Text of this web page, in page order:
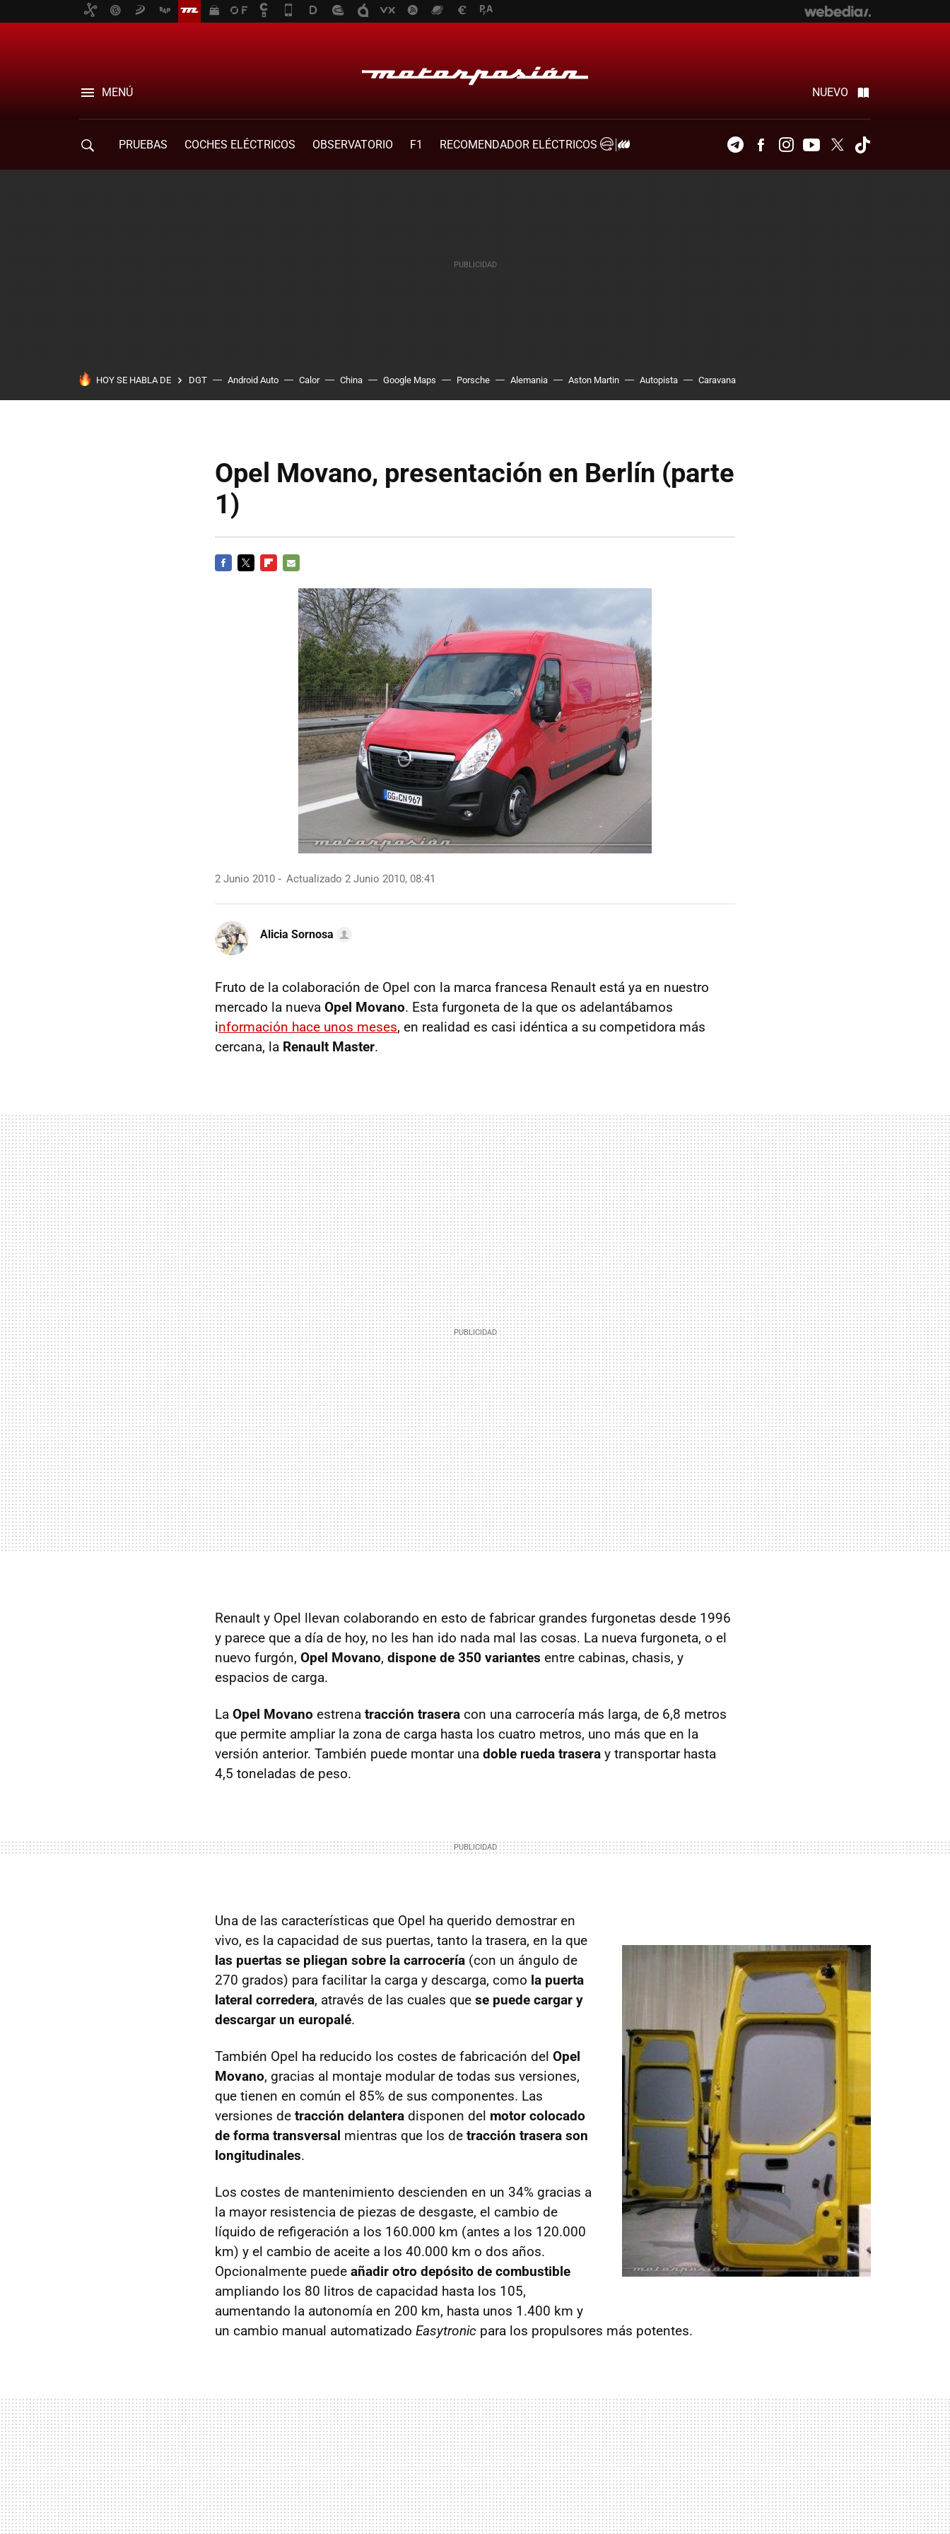
MENÚ NUEVO
PRUEBAS COCHES ELÉCTRICOS OBSERVATORIO F1
RECOMENDADOR ELÉCTRICOS
TelegramFacebookInstagramYoutubeTwitter
HOY SE HABLA DE DGT Android Auto Calor China Google Maps Porsche Alemania Aston Martin Autopista Caravana
Opel Movano, presentación en Berlín (parte
1)
MAIL
2 Junio 2010 Actualizado 2 Junio 2010, 08:41
Alicia Sornosa
Fruto de la colaboración de Opel con la marca francesa Renault está ya en nuestro
mercado la nueva Opel Movano. Esta furgoneta de la que os adelantábamos
información hace unos meses, en realidad es casi idéntica a su competidora más
cercana, la Renault Master.
Renault y Opel llevan colaborando en esto de fabricar grandes furgonetas desde 1996
y parece que a día de hoy, no les han ido nada mal las cosas. La nueva furgoneta, o el
nuevo furgón, Opel Movano, dispone de 350 variantes entre cabinas, chasis, y
espacios de carga.
La Opel Movano estrena tracción trasera con una carrocería más larga, de 6,8 metros
que permite ampliar la zona de carga hasta los cuatro metros, uno más que en la
versión anterior. También puede montar una doble rueda trasera y transportar hasta
4,5 toneladas de peso.
Una de las características que Opel ha querido demostrar en
vivo, es la capacidad de sus puertas, tanto la trasera, en la que
las puertas se pliegan sobre la carrocería (con un ángulo de
270 grados) para facilitar la carga y descarga, como la puerta
lateral corredera, através de las cuales que se puede cargar y
descargar un europalé.
También Opel ha reducido los costes de fabricación del Opel
Movano, gracias al montaje modular de todas sus versiones,
que tienen en común el 85% de sus componentes. Las
versiones de tracción delantera disponen del motor colocado
de forma transversal mientras que los de tracción trasera son
longitudinales.
Los costes de mantenimiento descienden en un 34% gracias a
la mayor resistencia de piezas de desgaste, el cambio de
líquido de refigeración a los 160.000 km (antes a los 120.000
km) y el cambio de aceite a los 40.000 km o dos años.
Opcionalmente puede añadir otro depósito de combustible
ampliando los 80 litros de capacidad hasta los 105,
aumentando la autonomía en 200 km, hasta unos 1.400 km y
un cambio manual automatizado Easytronic para los propulsores más potentes.